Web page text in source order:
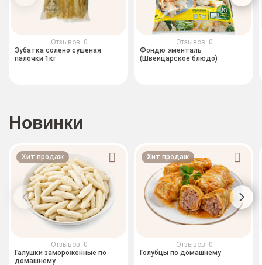
Отзывов: 0
Зубатка солено сушеная
палочки 1кг
Отзывов: 0
Фондю эменталь
(Швейцарское блюдо)
Новинки
Хит продаж
Отзывов: 0
Галушки замороженные по
домашнему
Хит продаж
Отзывов: 0
Голубцы по домашнему